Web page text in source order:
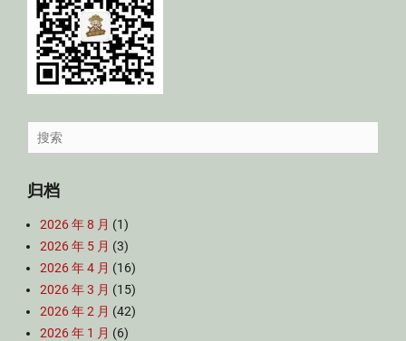
Search
for:
归档
2026 年 8 月 (1)
2026 年 5 月 (3)
2026 年 4 月 (16)
2026 年 3 月 (15)
2026 年 2 月 (42)
2026 年 1 月 (6)